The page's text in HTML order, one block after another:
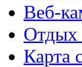
Веб-
Отдых
Карта